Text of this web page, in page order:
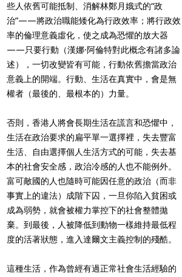
些人依舊可能抵制、消解林鄭月娥式的“政
治”——將政治職能矮化為行政效率；將行政效
率的倫理意義虛化，使之成為恐懼的放大器
——只要行動（漢娜·阿倫特對此概念有諸多論
述），一切改變皆有可能，行動依舊擔當政治
意義上的開端。行動、生活在真實中，會是無
權者（最後的、最根本的）力量。
否則，香港人將會長期生活在謊言和恐懼中，
生活在政治要求的扁平單一選擇裡，失去豐富
生活、自由選擇個人生活方式的可能，失去基
本的社會安全感，政治冷感的人也不能例外。
富可敵國的人也隨時可能因任意的政治（而非
事實上的違法）成階下囚，一旦你陷入貧困或
成為弱勢，就會被權力掌控下的社會整體拋
棄。到最後，人被降低到動物一樣維持最低程
度的活著狀態，進入達爾文主義控制的殘酷。
這種生活，作為曾經有過正常社會生活經驗的